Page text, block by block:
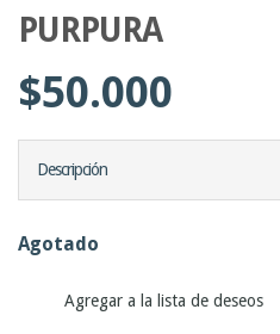
PURPURA
$50.000
Descripción
Agotado
Agregar a la lista de deseos